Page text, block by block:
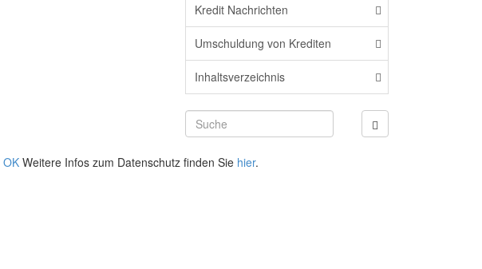
Kredit Nachrichten
Umschuldung von Krediten
Inhaltsverzeichnis
OK Weitere Infos zum Datenschutz finden Sie hier.